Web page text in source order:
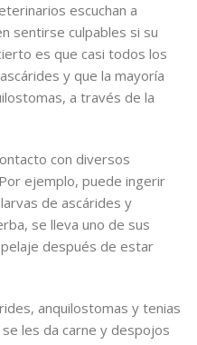
escuchan a
sentirse culpables si su
es que casi todos los
y que la mayoría
a través de la
con diversos
ejemplo, puede ingerir
de ascárides y
se lleva uno de sus
después de estar
anquilostomas y tenias
les da carne y despojos